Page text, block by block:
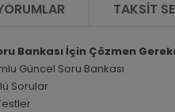
TAKSIT
Bankası İçin Çözmen
Güncel Soru Bankası
Sorular